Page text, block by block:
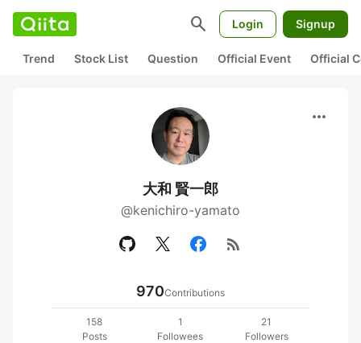
search Login Signup
Trend Stock List Question Official Event Official
more_horiz
大和 賢一郎
@kenichiro-yamato
rss_feed
970Contributions
158
Posts
1
Followees
21
Followers